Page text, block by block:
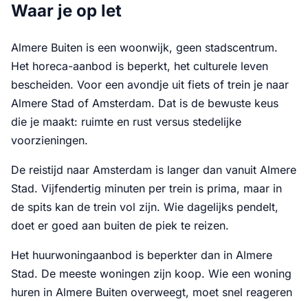
Waar je op let
Almere Buiten is een woonwijk, geen stadscentrum.
Het horeca-aanbod is beperkt, het culturele leven
bescheiden. Voor een avondje uit fiets of trein je naar
Almere Stad of Amsterdam. Dat is de bewuste keus
die je maakt: ruimte en rust versus stedelijke
voorzieningen.
De reistijd naar Amsterdam is langer dan vanuit Almere
Stad. Vijfendertig minuten per trein is prima, maar in
de spits kan de trein vol zijn. Wie dagelijks pendelt,
doet er goed aan buiten de piek te reizen.
Het huurwoningaanbod is beperkter dan in Almere
Stad. De meeste woningen zijn koop. Wie een woning
huren in Almere Buiten overweegt, moet snel reageren